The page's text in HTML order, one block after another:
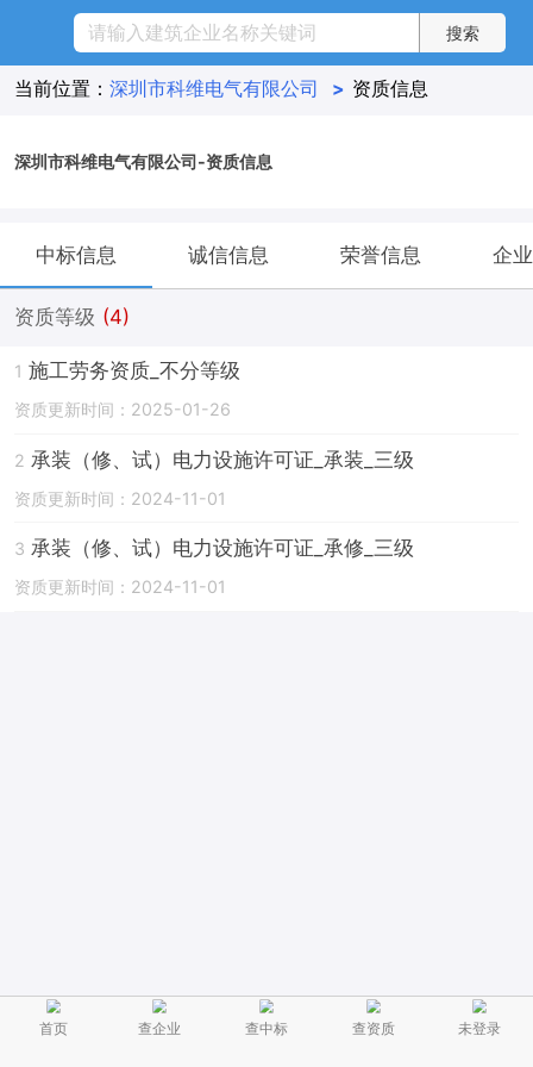
当前位置： 深圳市科维电气有限公司 > 资质信息
深圳市科维电气有限公司-资质信息
中标信息 诚信信息 荣誉信息 企
资质等级 (4)
1 施工劳务资质_不分等级
资质更新时间：2025-01-26
2 承装（修、试）电力设施许可证_承装_三级
资质更新时间：2024-11-01
3 承装（修、试）电力设施许可证_承修_三级
资质更新时间：2024-11-01
首页 查企业 查中标 查资质 未登录